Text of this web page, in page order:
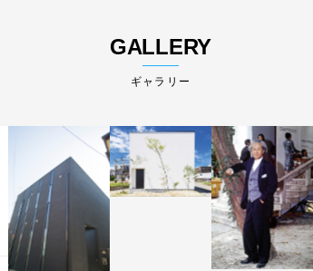
GALLERY
ギャラリー